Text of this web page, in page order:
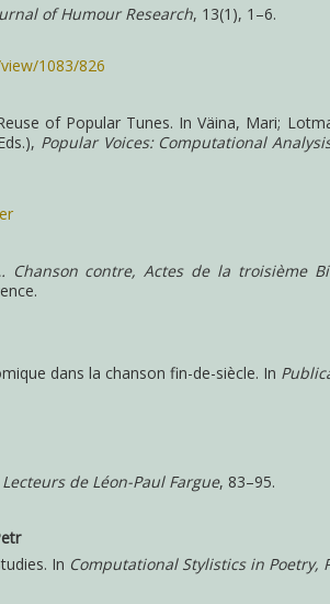
of Humour Research, 13(1), 1–6.
1083/826
of Popular Tunes. In Väina, Mari;
Popular Voices: Computational
Chanson contre, Actes de la troisième
dans la chanson fin-de-siècle. In
de Léon-Paul Fargue, 83–95.
In Computational Stylistics in Poetry,